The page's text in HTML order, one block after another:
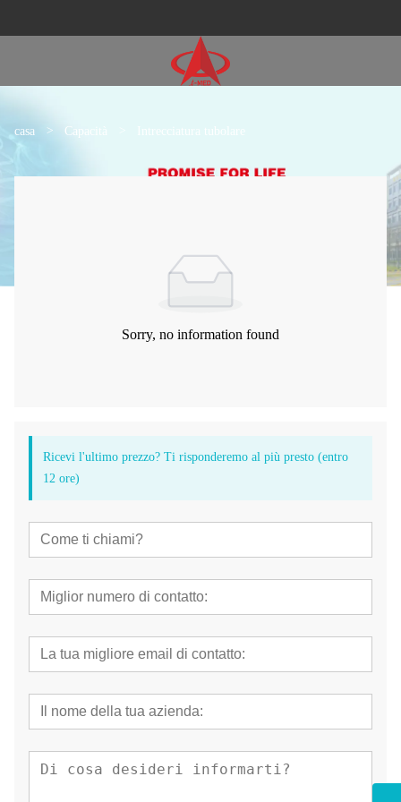
casa > Capacità Intrecciatura tubolare
Sorry, no information found
Ricevi l'ultimo prezzo? Ti risponderemo al più presto (entro
12 ore)